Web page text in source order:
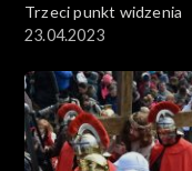
Trzeci punkt widzenia
23.04.2023